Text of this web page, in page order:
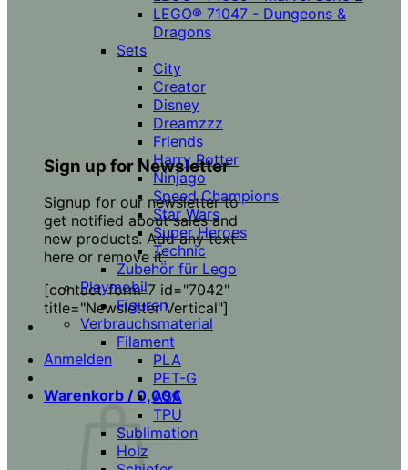
Sign up for Newsletter
Signup for our newsletter to
get notified about sales and
new products. Add any text
here or remove it.
[contact-form-7 id="7042"
title="Newsletter Vertical"]
Anmelden
Warenkorb / 0,00€
LEGO® 71047 - Dungeons &
Dragons
Sets
City
Creator
Disney
Dreamzzz
Friends
Harry Potter
Ninjago
Speed Champions
Star Wars
Super Heroes
Technic
Zubehör für Lego
Playmobil
Figuren
Verbrauchsmaterial
Filament
PLA
PET-G
ASA
TPU
Sublimation
Holz